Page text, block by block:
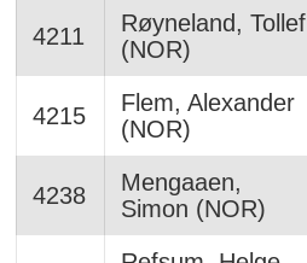
4211
Røyneland, Tollef
(NOR)
4215
Flem, Alexander
(NOR)
4238
Mengaaen,
Simon (NOR)